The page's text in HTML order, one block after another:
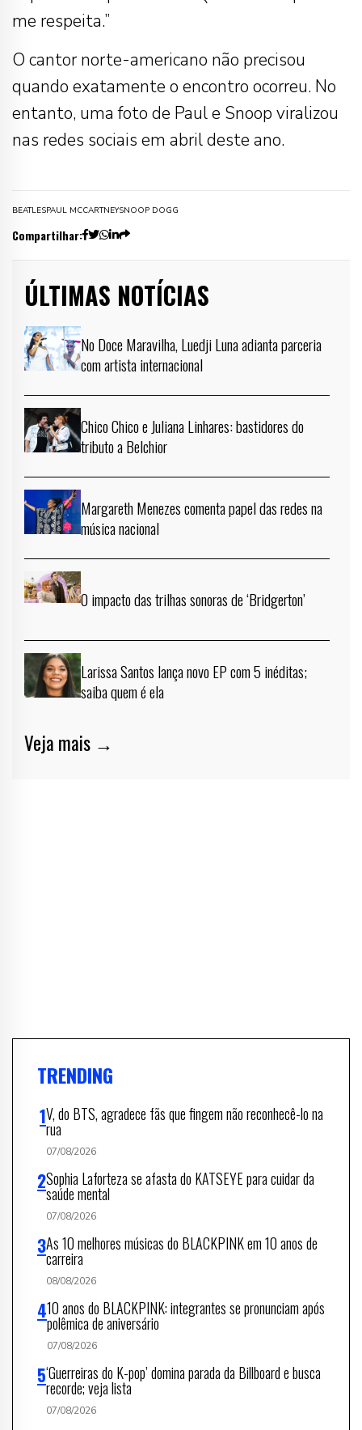
me respeita.”
O cantor norte-americano não precisou
quando exatamente o encontro ocorreu. No
entanto, uma foto de Paul e Snoop viralizou
nas redes sociais em abril deste ano.
BEATLESPAUL MCCARTNEYSNOOP DOGG
Compartilhar:
ÚLTIMAS NOTÍCIAS
No Doce Maravilha, Luedji Luna adianta parceria
com artista internacional
Chico Chico e Juliana Linhares: bastidores do
tributo a Belchior
Margareth Menezes comenta papel das redes na
música nacional
O impacto das trilhas sonoras de ‘Bridgerton’
Larissa Santos lança novo EP com 5 inéditas;
saiba quem é ela
Veja mais →
TRENDING
V, do BTS, agradece fãs que fingem não reconhecê-lo na
rua
07/08/2026
Sophia Laforteza se afasta do KATSEYE para cuidar da
saúde mental
07/08/2026
As 10 melhores músicas do BLACKPINK em 10 anos de
carreira
08/08/2026
10 anos do BLACKPINK: integrantes se pronunciam após
polêmica de aniversário
07/08/2026
‘Guerreiras do K-pop’ domina parada da Billboard e busca
recorde; veja lista
07/08/2026